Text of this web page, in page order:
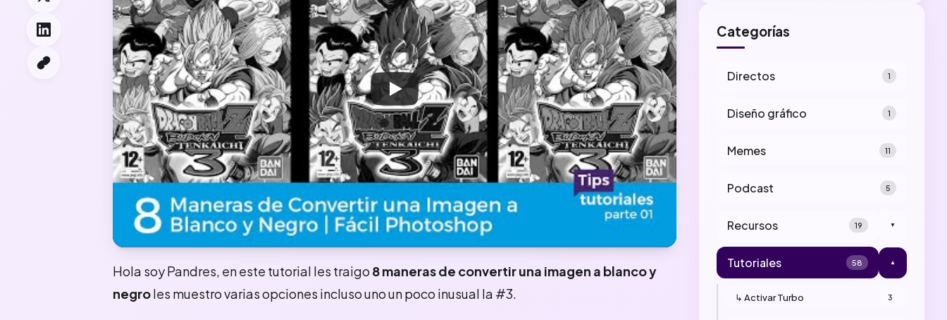
Hola soy Pandres, en este tutorial les traigo 8 maneras de convertir una imagen a blanco y
negroles muestro varias opciones incluso uno un poco inusual la #3.
Categorías
Directos 1
Diseño gráfico 1
Memes 11
Podcast 5
Recursos 19 ▼
Tutoriales 58 ▼
↳ Activar Turbo 3